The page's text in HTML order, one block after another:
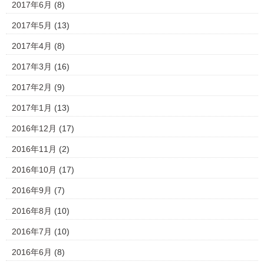
2017年6月 (8)
2017年5月 (13)
2017年4月 (8)
2017年3月 (16)
2017年2月 (9)
2017年1月 (13)
2016年12月 (17)
2016年11月 (2)
2016年10月 (17)
2016年9月 (7)
2016年8月 (10)
2016年7月 (10)
2016年6月 (8)